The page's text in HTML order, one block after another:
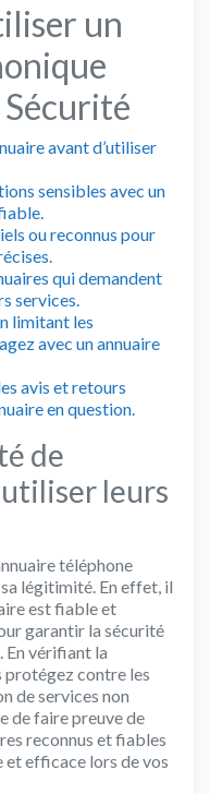
un
avant d’utiliser
sensibles avec un
ou reconnus pour
qui demandent
services.
limitant les
avec un annuaire
avis et retours
en question.
de
leurs
téléphone
légitimité. En effet, il
est fiable et
garantir la sécurité
En vérifiant la
protégez contre les
de services non
de faire preuve de
reconnus et fiables
et efficace lors de vos